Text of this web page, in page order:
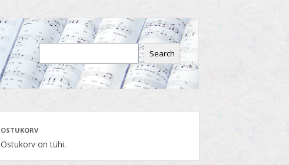
Search
OSTUKORV
Ostukorv on tühi.